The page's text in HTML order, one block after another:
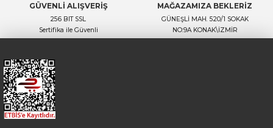
GÜVENLİ ALIŞVERİŞ
256 BIT SSL
Sertifika ile Güvenli
MAĞAZAMIZA BEKLERİZ
GÜNEŞLİ MAH. 520/1 SOKAK
NO:9A KONAK\İZMİR